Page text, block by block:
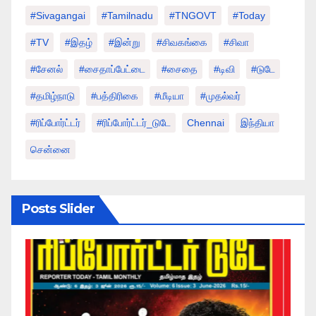
#sivagangai #tamilnadu #TNGOVT #today
#TV #இதழ் #இன்று #சிவகங்கை #சிவா
#சேனல் #சைதாப்பேட்டை #சைதை #டிவி #டுடே
#தமிழ்நாடு #பத்திரிகை #மீடியா #முதல்வர்
#ரிப்போர்ட்டர் #ரிப்போர்ட்டர்_டுடே Chennai இந்தியா
சென்னை
Posts Slider